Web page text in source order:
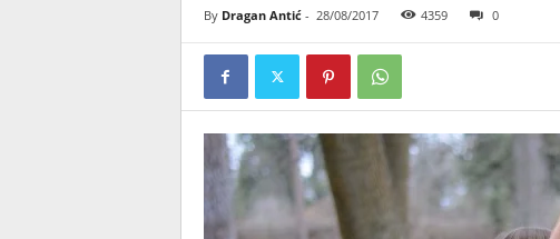
By Dragan Antić- 28/08/2017 4359 0